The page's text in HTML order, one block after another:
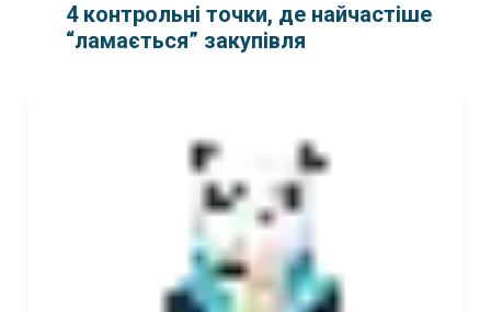
4 контрольні точки, де найчастіше
“ламається” закупівля